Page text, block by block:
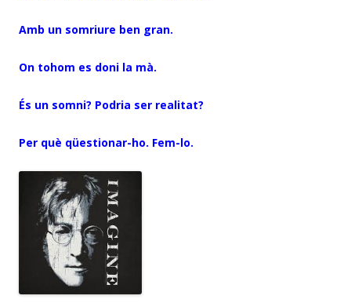
Amb un somriure ben gran.
On tohom es doni la mà.
És un somni? Podria ser realitat?
Per què qüestionar-ho. Fem-lo.